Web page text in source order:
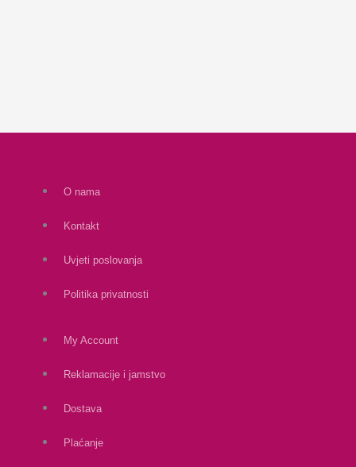
O nama
Kontakt
Uvjeti poslovanja
Politika privatnosti
My Account
Reklamacije i jamstvo
Dostava
Plaćanje